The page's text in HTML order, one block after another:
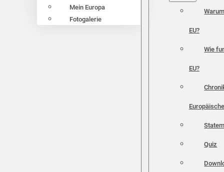
Mein Europa
Fotogalerie
EU?
Wie
EU?
Quiz